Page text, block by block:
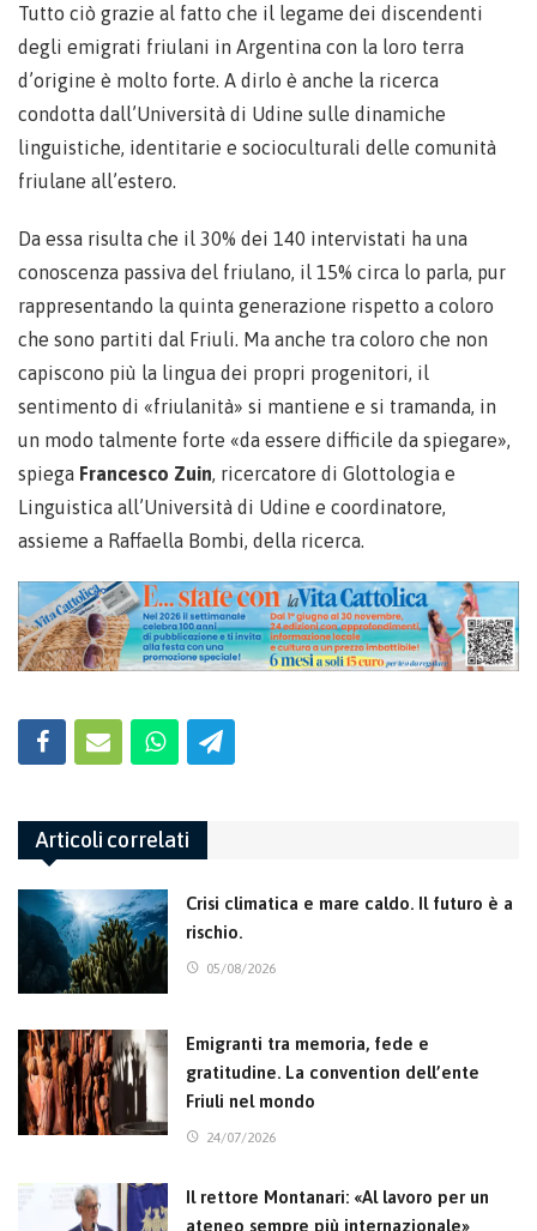
Tutto ciò grazie al fatto che il legame dei discendenti
degli emigrati friulani in Argentina con la loro terra
d’origine è molto forte. A dirlo è anche la ricerca
condotta dall’Università di Udine sulle dinamiche
linguistiche, identitarie e socioculturali delle comunità
friulane all’estero.
Da essa risulta che il 30% dei 140 intervistati ha una
conoscenza passiva del friulano, il 15% circa lo parla, pur
rappresentando la quinta generazione rispetto a coloro
che sono partiti dal Friuli. Ma anche tra coloro che non
capiscono più la lingua dei propri progenitori, il
sentimento di «friulanità» si mantiene e si tramanda, in
un modo talmente forte «da essere difficile da spiegare»,
spiega Francesco Zuin, ricercatore di Glottologia e
Linguistica all’Università di Udine e coordinatore,
assieme a Raffaella Bombi, della ricerca.
Articoli correlati
Crisi climatica e mare caldo. Il futuro è a
rischio.
05/08/2026
Emigranti tra memoria, fede e
gratitudine. La convention dell’ente
Friuli nel mondo
24/07/2026
Il rettore Montanari: «Al lavoro per un
ateneo sempre più internazionale»